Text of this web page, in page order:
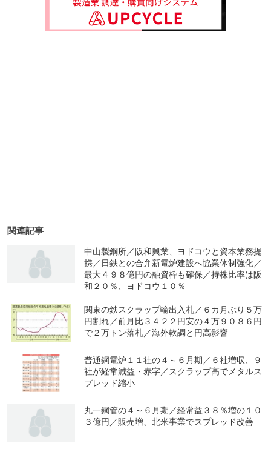
関連記事
中山製鋼所／阪和興業、ヨドコウと資本業務提
携／日鉄との合弁新電炉建設へ協業体制強化／
最大４９８億円の融資枠も確保／持株比率は阪
和２０％、ヨドコウ１０％
関東の鉄スクラップ輸出入札／６カ月ぶり５万
円割れ／前月比３４２２円安の４万９０８６円
で２万トン落札／海外軟調と円高影響
普通鋼電炉１１社の４～６月期／６社増収、９
社が経常減益・赤字／スクラップ高でメタルス
プレッド縮小
丸一鋼管の４～６月期／経常益３８％増の１０
３億円／販売増、北米事業でスプレッド改善